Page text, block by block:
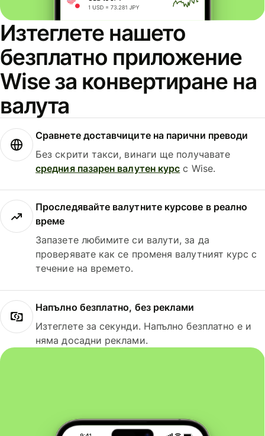
Изтеглете нашето
безплатно приложение
Wise за конвертиране на
валута
Сравнете доставчиците на парични преводи
Без скрити такси, винаги ще получавате
средния пазарен валутен курс с Wise.
Проследявайте валутните курсове в реално
време
Запазете любимите си валути, за да
проверявате как се променя валутният курс с
течение на времето.
Напълно безплатно, без реклами
Изтеглете за секунди. Напълно безплатно е и
няма досадни реклами.